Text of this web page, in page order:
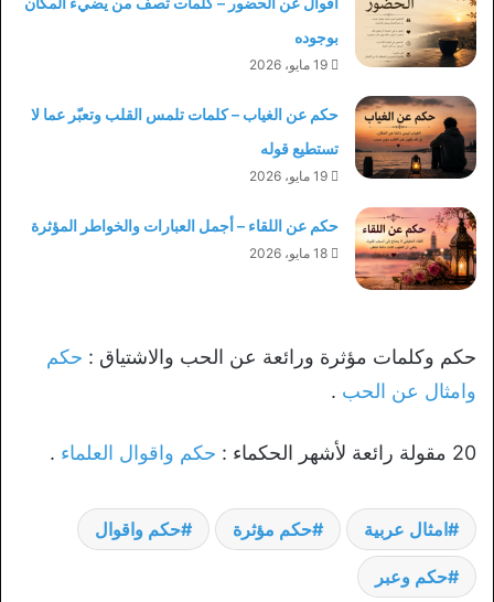
بوجوده
19 مايو، 2026
حكم عن الغياب – كلمات تلمس القلب وتعبّر عما لا
تستطيع قوله
19 مايو، 2026
حكم عن اللقاء – أجمل العبارات والخواطر المؤثرة
18 مايو، 2026
حكم وكلمات مؤثرة ورائعة عن الحب والاشتياق : حكم
وامثال عن الحب .
20 مقولة رائعة لأشهر الحكماء : حكم واقوال العلماء .
امثال عربية حكم مؤثرة حكم واقوال
حكم وعبر